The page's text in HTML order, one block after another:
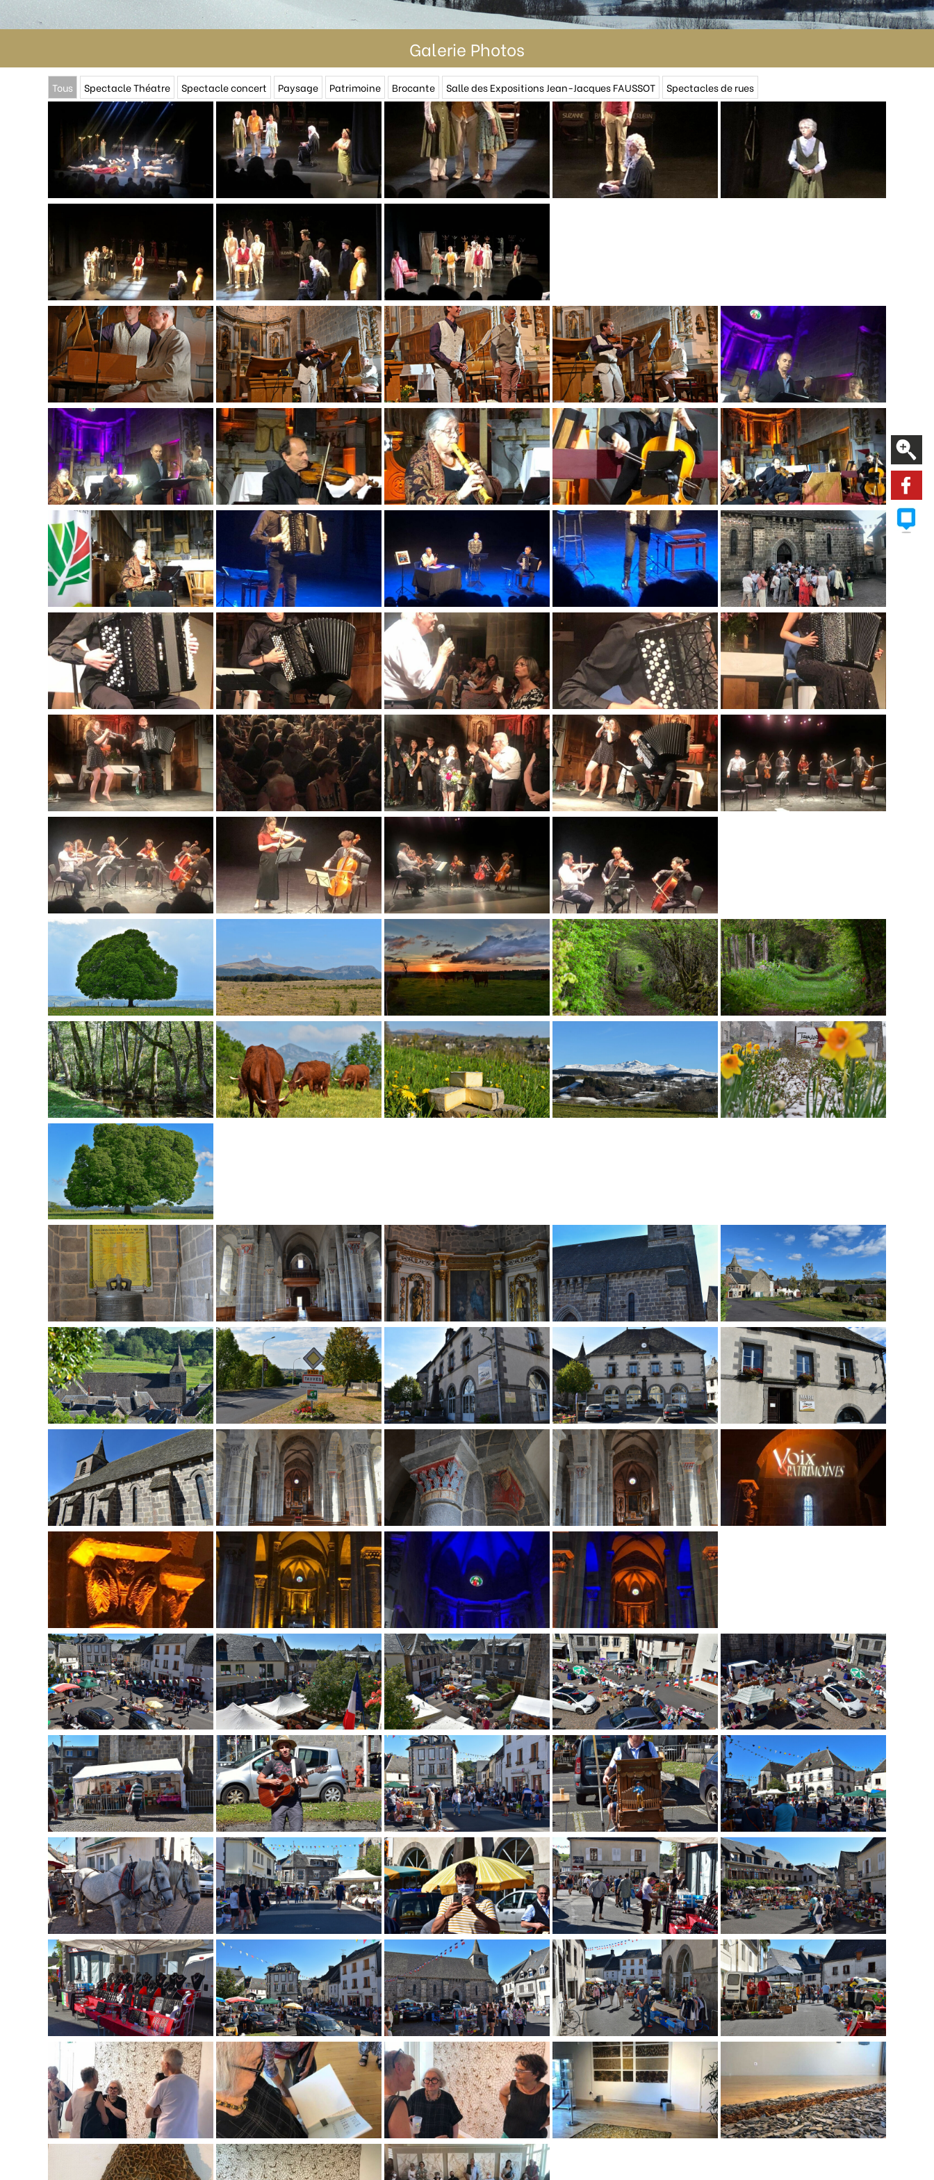
Galerie Photos
Tous Spectacle Théatre Spectacle concert Paysage Patrimoine Brocante Salle des Expositions Jean-Jacques FAUSSOT Spectacles de rues